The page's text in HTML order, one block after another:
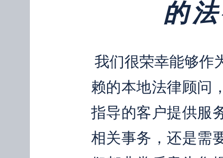
的
我们很荣幸能够作
赖的本地法律顾问
指导的客户提供服
相关事务，还是需